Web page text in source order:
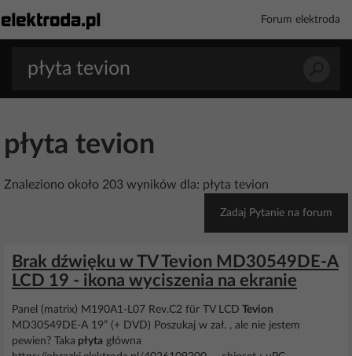
Forum elektroda
płyta tevion
Znaleziono około 203 wyników dla: płyta tevion
Zadaj Pytanie na forum
Brak dźwięku w TV Tevion MD30549DE-A
LCD 19 - ikona wyciszenia na ekranie
Panel (matrix) M190A1-L07 Rev.C2 für TV LCD Tevion
MD30549DE-A 19” (+ DVD) Poszukaj w zał. , ale nie jestem
pewien? Taka płyta główna